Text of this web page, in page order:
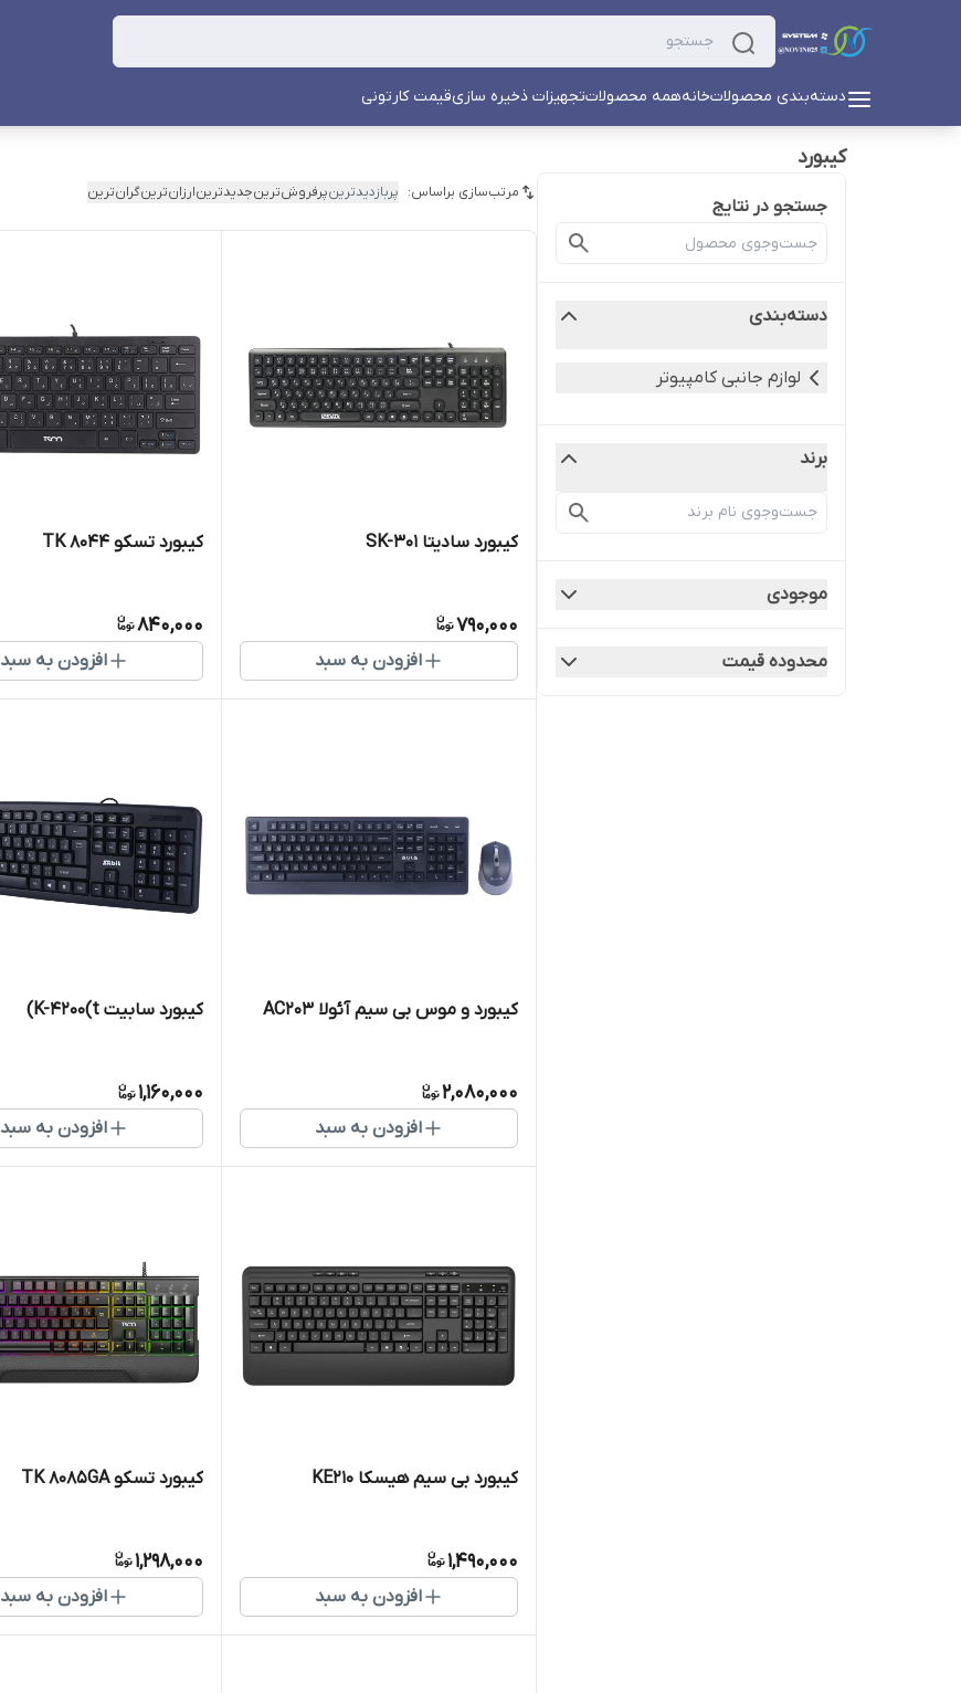
دسته‌بندی محصولاتخانههمه محصولاتتجهیزات ذخیره سازیقیمت کارتونی
کیبورد
جستجو در نتایج
دسته‌بندی
لوازم جانبی کامپیوتر
برند
موجودی
محدوده قیمت
مرتب‌سازی براساس: پربازدیدترینپرفروش‌ترینجدیدترینارزان‌ترینگران‌ترین
کیبورد سادیتا SK-301
790,000
افزودن به سبد
کیبورد تسکو TK 8044
840,000
افزودن به سبد
کیبورد و موس بی سیم آئولا AC203
2,080,000
افزودن به سبد
کیبورد سابیت K-4200(t)
1,160,000
افزودن به سبد
کیبورد بی سیم هیسکا KE210
1,490,000
افزودن به سبد
کیبورد تسکو TK 8085GA
1,298,000
افزودن به سبد